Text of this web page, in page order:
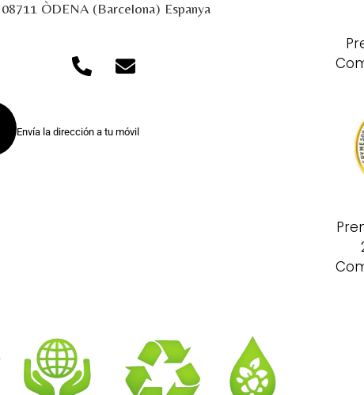
08711 ÒDENA (Barcelona) Espanya
Envía la dirección a tu móvil